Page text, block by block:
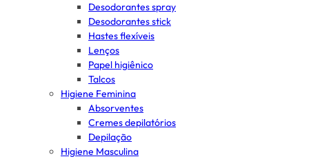
Desodorantes spray
Desodorantes stick
Hastes flexíveis
Lenços
Papel higiênico
Talcos
Higiene Feminina
Absorventes
Cremes depilatórios
Depilação
Higiene Masculina